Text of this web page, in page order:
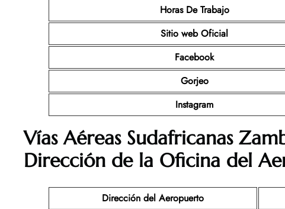
Horas De Trabajo
Sitio web Oficial
Facebook
Gorjeo
Instagram
Vías Aéreas Sudafricanas
Dirección de la Oficina del
Dirección del Aeropuerto